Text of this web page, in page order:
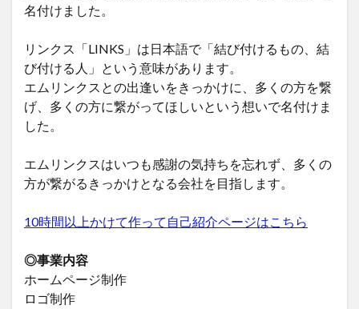
名付けました。
リンクス「LINKS」は日本語で「結び付けるもの、結
び付ける人」という意味があります。
エムリンクスとの出逢いをきっかけに、多くの方を繋
げ、多くの方に繋がってほしいという想いで名付けま
した。
エムリンクスはいつも感謝の気持ちを忘れず、多くの
方が繋がるきっかけとなる会社を目指します。
10時間以上かけて作って自己紹介ページはこちら
◎事業内容
ホームページ制作
ロゴ制作